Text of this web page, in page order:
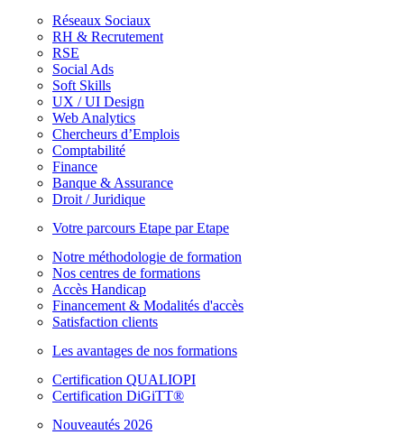
Réseaux Sociaux
RH & Recrutement
RSE
Social Ads
Soft Skills
UX / UI Design
Web Analytics
Chercheurs d’Emplois
Comptabilité
Finance
Banque & Assurance
Droit / Juridique
Votre parcours Etape par Etape
Notre méthodologie de formation
Nos centres de formations
Accès Handicap
Financement & Modalités d'accès
Satisfaction clients
Les avantages de nos formations
Certification QUALIOPI
Certification DiGiTT®
Nouveautés 2026